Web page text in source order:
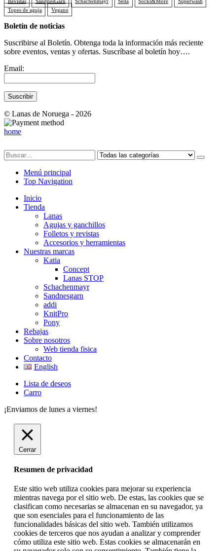
Topes de aguja
Vegano
Boletín de noticias
Suscribirse al Boletín. Obtenga toda la información más reciente
sobre eventos, ventas y ofertas. Suscríbase al boletín hoy….
Email:
© Lanas de Noruega - 2026
home
Menú principal
Top Navigation
Inicio
Tienda
Lanas
Agujas y ganchillos
Folletos y revistas
Accesorios y herramientas
Nuestras marcas
Katia
Concept
Lanas STOP
Schachenmayr
Sandnesgarn
addi
KnitPro
Pony
Rebajas
Sobre nosotros
Web tienda fisica
Contacto
English
Lista de deseos
Carro
¡Enviamos de lunes a viernes!
Cerrar
Resumen de privacidad
Este sitio web utiliza cookies para mejorar su experiencia
mientras navega por el sitio web. De estas, las cookies que se
clasifican como necesarias se almacenan en su navegador, ya
que son esenciales para el funcionamiento de las
funcionalidades básicas del sitio web. También utilizamos
cookies de terceros que nos ayudan a analizar y comprender
cómo utiliza este sitio web. Estas cookies se almacenarán en